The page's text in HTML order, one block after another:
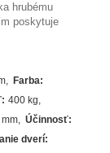
hrubému
poskytuje
Farba:
: 400 kg
Účinnosť:
dverí: